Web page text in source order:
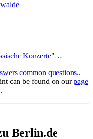
Konzerte"…
common questions..
can be found on ourpage
.
Berlin.de